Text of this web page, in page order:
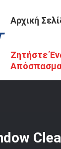
Αρχική
Ζητήστε
/